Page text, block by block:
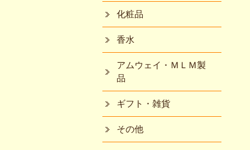
化粧品
香水
アムウェイ・ＭＬＭ製
品
ギフト・雑貨
その他